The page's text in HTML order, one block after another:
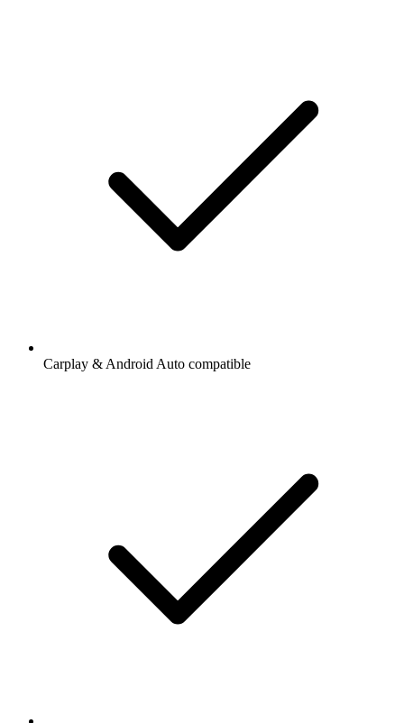
Carplay & Android Auto compatible